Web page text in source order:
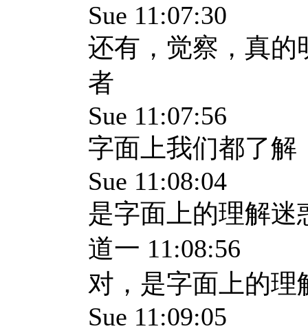
Sue 11:07:30
还有，觉察，真的
者
Sue 11:07:56
字面上我们都了解
Sue 11:08:04
是字面上的理解迷
道一 11:08:56
对，是字面上的理
Sue 11:09:05